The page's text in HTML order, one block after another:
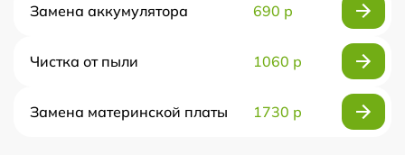
Замена аккумулятора 690 р
Чистка от пыли 1060 р
Замена материнской платы 1730 р